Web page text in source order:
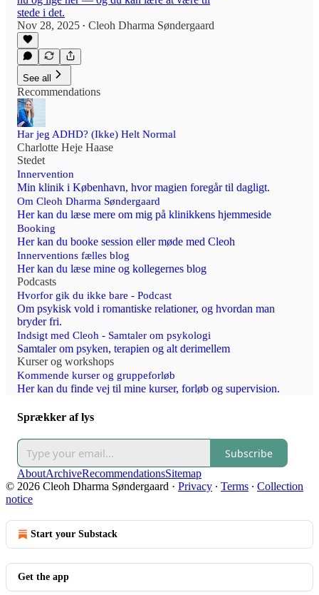
stede i det.
Nov 28, 2025 • Cleoh Dharma Søndergaard
See all
Recommendations
Har jeg ADHD? (Ikke) Helt Normal
Charlotte Heje Haase
Stedet
Innervention
Min klinik i København, hvor magien foregår til dagligt.
Om Cleoh Dharma Søndergaard
Her kan du læse mere om mig på klinikkens hjemmeside
Booking
Her kan du booke session eller møde med Cleoh
Innerventions fælles blog
Her kan du læse mine og kollegernes blog
Podcasts
Hvorfor gik du ikke bare - Podcast
Om psykisk vold i romantiske relationer, og hvordan man
bryder fri.
Indsigt med Cleoh - Samtaler om psykologi
Samtaler om psyken, terapien og alt derimellem
Kurser og workshops
Kommende kurser og gruppeforløb
Her kan du finde vej til mine kurser, forløb og supervision.
Sprækker af lys
Subscribe
AboutArchiveRecommendationsSitemap
© 2026 Cleoh Dharma Søndergaard · Privacy ∙ Terms ∙ Collection
notice
Start your Substack
Get the app